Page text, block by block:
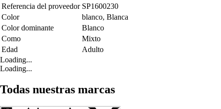
Referencia del proveedor SP1600230
Color
blanco, Blanca
Color dominante
Blanco
Como
Mixto
Edad
Adulto
Loading...
Loading...
Todas nuestras marcas